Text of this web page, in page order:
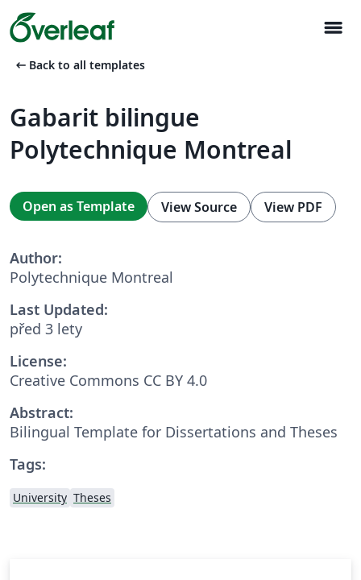
menu
arrow_left_alt Back to all templates
Gabarit bilingue
Polytechnique Montreal
Open as Template View Source View PDF
Author:
Polytechnique Montreal
Last Updated:
před 3 lety
License:
Creative Commons CC BY 4.0
Abstract:
Bilingual Template for Dissertations and Theses
Tags:
University Theses